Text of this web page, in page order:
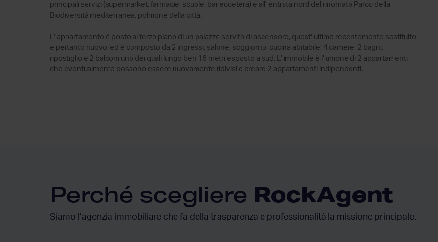
principali servizi (supermarket, farmacie, scuole, bar eccetera) e all' entrata nord del rinomato Parco della
Biodiversità mediterranea, polmone della città.
L' appartamento è posto al terzo piano di un palazzo servito di ascensore, quest' ultimo recentemente sostituito
e pertanto nuovo, ed è composto da 2 ingressi, salone, soggiorno, cucina abitabile, 4 camere, 2 bagni,
ripostiglio e 2 balconi uno dei quali lungo ben 16 metri esposto a sud. L' immobile è l' unione di 2 appartamenti
che eventualmente possono essere nuovamente ridivisi e creare 2 appartamenti indipendenti.
Perché scegliere RockAgent
Siamo l’agenzia immobiliare che fa della trasparenza e professionalità la missione principale.